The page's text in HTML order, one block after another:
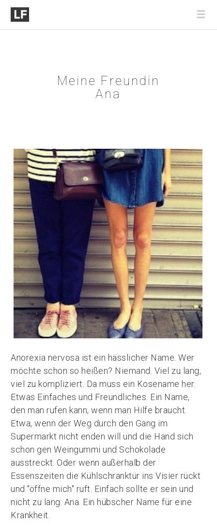
Meine Freundin
Ana
Anorexia nervosa ist ein hässlicher Name. Wer
möchte schon so heißen? Niemand. Viel zu lang,
viel zu kompliziert. Da muss ein Kosename her.
Etwas Einfaches und Freundliches. Ein Name,
den man rufen kann, wenn man Hilfe braucht.
Etwa, wenn der Weg durch den Gang im
Supermarkt nicht enden will und die Hand sich
schon gen Weingummi und Schokolade
ausstreckt. Oder wenn außerhalb der
Essenszeiten die Kühlschranktür ins Visier rückt
und "öffne mich" ruft. Einfach sollte er sein und
nicht zu lang: Ana. Ein hübscher Name für eine
Krankheit.